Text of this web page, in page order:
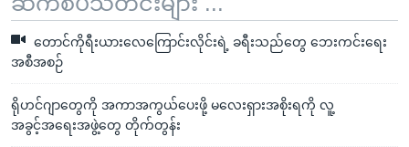
တောင်ကိုရီးယားလေကြောင်းလိုင်းရဲ့ ခရီးသည်တွေ ဘေးကင်းရေး
အစီအစဉ်
ရိုဟင်ဂျာတွေကို အကာအကွယ်ပေးဖို့ မလေးရှားအစိုးရကို လူ့
အခွင့်အရေးအဖွဲ့တွေ တိုက်တွန်း